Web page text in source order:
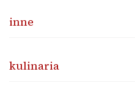
inne
kulinaria